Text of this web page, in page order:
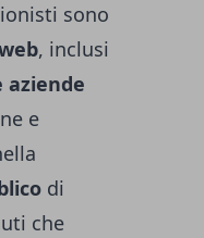
sono
, inclusi
aziende
e
di
che